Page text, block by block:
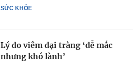
SỨC KHỎE
Lý do viêm đại tràng ‘dễ mắc
nhưng khó lành’